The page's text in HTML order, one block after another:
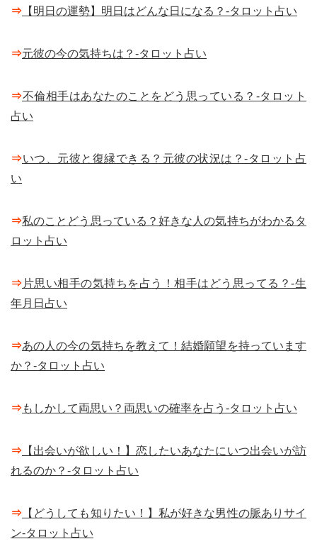
⇒ 【明日の運勢】明日はどんな日になる？-タロット占い
⇒元彼の今の気持ちは？-タロット占い
⇒不倫相手はあなたのことをどう思っている？-タロット
占い
⇒いつ、元彼と復縁できる？元彼の状況は？-タロット占
い
⇒私のことどう思っている？好きな人の気持ちがわかるタ
ロット占い
⇒ 片思い相手の気持ちを占う！相手はどう思ってる？-生
年月日占い
⇒あの人の今の気持ちを教えて！結婚願望を持っています
か？-タロット占い
⇒もしかして両思い？両思いの確率を占う-タロット占い
⇒ 【出会いが欲しい！】恋したいあなたにいつ出会いが訪
れるのか？-タロット占い
⇒ 【どうしても知りたい！】私が好きな男性の脈ありサイ
ン-タロット占い